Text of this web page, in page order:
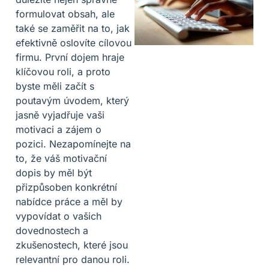
formulovat obsah, ale
také se zaměřit na to, jak
efektivně oslovíte cílovou
firmu. První dojem hraje
klíčovou roli, a proto
byste měli začít s
poutavým úvodem, který
jasně vyjadřuje vaši
motivaci a zájem o
pozici. Nezapomínejte na
to, že váš motivační
dopis by měl být
přizpůsoben konkrétní
nabídce práce a měl by
vypovídat o vašich
dovednostech a
zkušenostech, které jsou
relevantní pro danou roli.